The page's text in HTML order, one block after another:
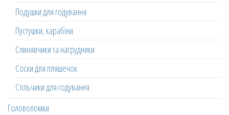
Подушки для годування
Пустушки, карабіни
Слинявчики та нагрудники
Соски для пляшечок
Стільчики для годування
Головоломки